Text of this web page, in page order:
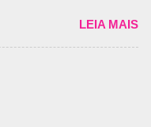
Nelson Piquet havia
da Campos, dando,
time a Nelsinho Piquet,
vez por todas por
da escuderia. O
LEIA MAIS